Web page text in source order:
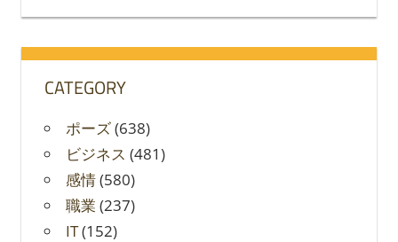
対
CATEGORY
ポーズ(638)
ビジネス (481)
感情(580)
職業 (237)
IT(152)